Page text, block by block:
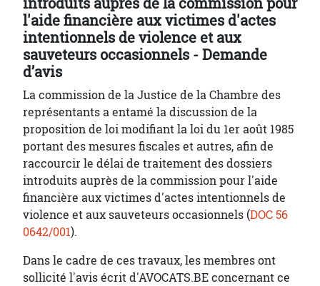
l'aide financière aux victimes d'actes
intentionnels de violence et aux
sauveteurs occasionnels - Demande
d’avis
La commission de la Justice de la Chambre des
représentants a entamé la discussion de la
proposition de loi modifiant la loi du 1er août 1985
portant des mesures fiscales et autres, afin de
raccourcir le délai de traitement des dossiers
introduits auprès de la commission pour l'aide
financière aux victimes d'actes intentionnels de
violence et aux sauveteurs occasionnels (DOC 56
0642/001).
Dans le cadre de ces travaux, les membres ont
sollicité l'avis écrit d'AVOCATS.BE concernant ce